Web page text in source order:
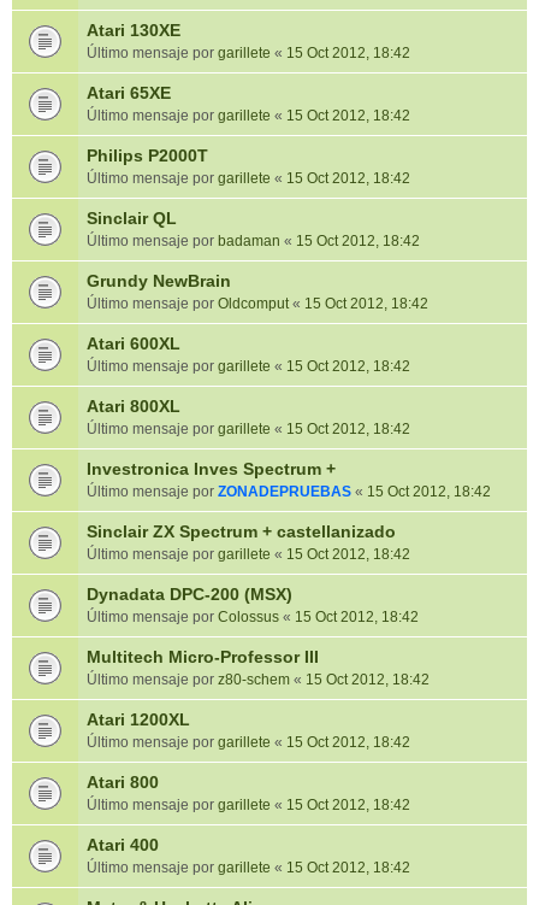
Atari 130XE
Último mensaje por garillete « 15 Oct 2012, 18:42
Atari 65XE
Último mensaje por garillete « 15 Oct 2012, 18:42
Philips P2000T
Último mensaje por garillete « 15 Oct 2012, 18:42
Sinclair QL
Último mensaje por badaman « 15 Oct 2012, 18:42
Grundy NewBrain
Último mensaje por Oldcomput« 15 Oct 2012, 18:42
Atari 600XL
Último mensaje por garillete « 15 Oct 2012, 18:42
Atari 800XL
Último mensaje por garillete « 15 Oct 2012, 18:42
Investronica Inves Spectrum +
Último mensaje por ZONADEPRUEBAS « 15 Oct 2012, 18:42
Sinclair ZX Spectrum + castellanizado
Último mensaje por garillete « 15 Oct 2012, 18:42
Dynadata DPC-200 (MSX)
Último mensaje por Colossus « 15 Oct 2012, 18:42
Multitech Micro-Professor III
Último mensaje por z80-schem « 15 Oct 2012, 18:42
Atari 1200XL
Último mensaje por garillete « 15 Oct 2012, 18:42
Atari 800
Último mensaje por garillete « 15 Oct 2012, 18:42
Atari 400
Último mensaje por garillete « 15 Oct 2012, 18:42